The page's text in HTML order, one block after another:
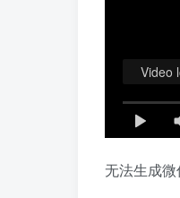
Video
无法生成